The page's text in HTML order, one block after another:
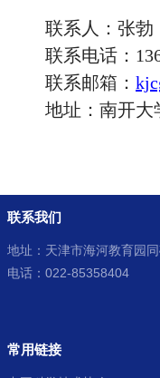
联系人：张勃
联系电话：
联系邮箱：
地址：南开大
联系我们
地址：天津市海河教育园
电话：022-85358404
常用链接